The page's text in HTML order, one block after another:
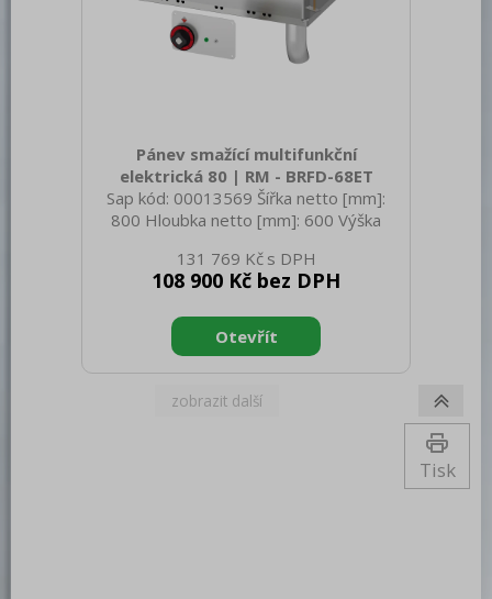
Příprava masa a zeleniny
Pizza program
Šokery
Chlazení
Mycí program
Distribuce jídel, gastronádoby
Barové zařízení, kávovary
Pánev smažící multifunkční
elektrická 80 | RM - BRFD-68ET
Sap kód: 00013569 Šířka netto [mm]:
800 Hloubka netto [mm]: 600 Výška
55.00 Šířka brutto [mm]: 1080 Hloubka
brutto [mm]: 630 Výška brutto [mm]:
spotřebiče: Elektrické zařízení
Konstruční typ zařízení: Drop-in Příkon
elektrický [kW]: 8.000 Napájení: 400 V /
3N - 50 Hz Stupeň krytí ovládacích
131 769 Kč
108 900 Kč bez DPH
Tisk